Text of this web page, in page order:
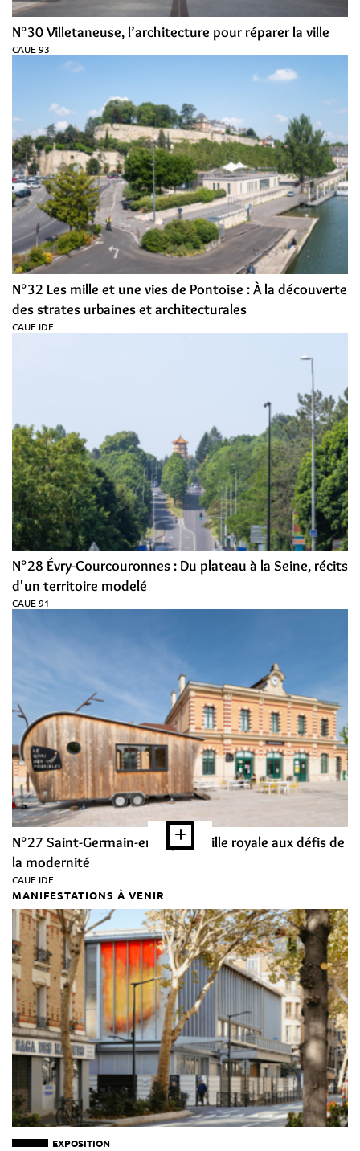
N°30 Villetaneuse, l’architecture pour réparer la ville
CAUE 93
N°32 Les mille et une vies de Pontoise : À la découverte
des strates urbaines et architecturales
CAUE IDF
N°28 Évry-Courcouronnes : Du plateau à la Seine, récits
d'un territoire modelé
CAUE 91
N°27 Saint-Germain-en-Laye, la ville royale aux défis de
la modernité
CAUE IDF
MANIFESTATIONS À VENIR
EXPOSITION